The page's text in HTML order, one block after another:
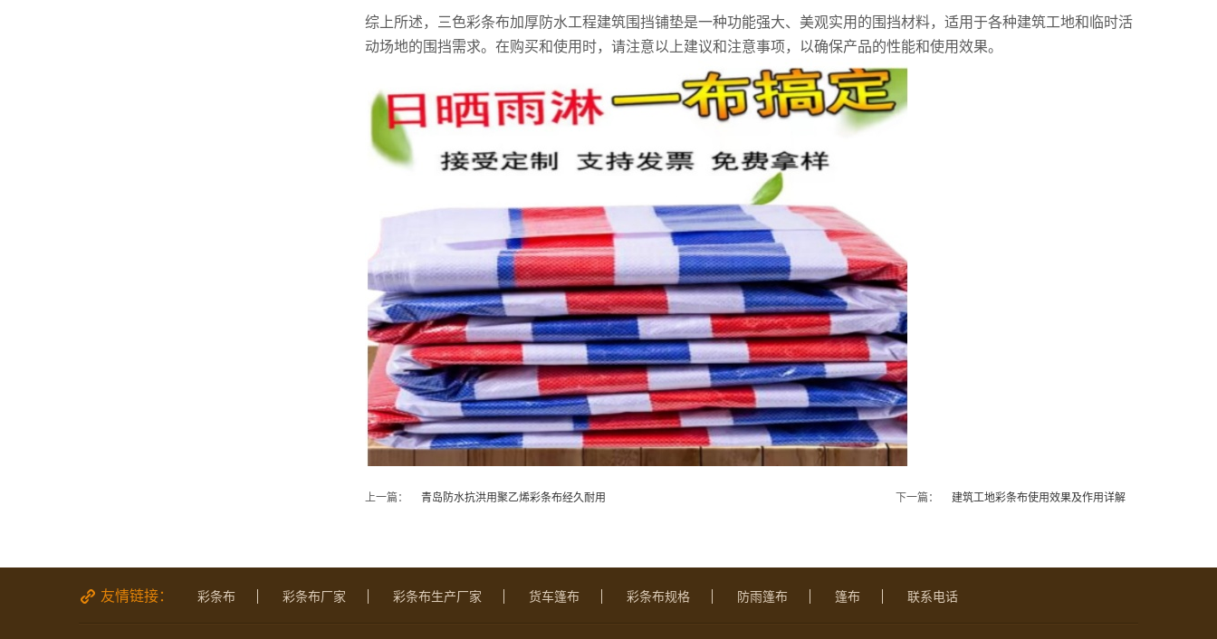
综上所述，三色彩条布加厚防水工程建筑围挡铺垫是一种功能强大、美观实用的围挡材料，适用于各种建筑工地和临时活
动场地的围挡需求。在购买和使用时，请注意以上建议和注意事项，以确保产品的性能和使用效果。
上一篇： 青岛防水抗洪用聚乙烯彩条布经久耐用 下一篇： 建筑工地彩条布使用效果及作用详解
友情链接： 彩条布 彩条布厂家 彩条布生产厂家 货车篷布 彩条布规格 防雨篷布 篷布 联系电话